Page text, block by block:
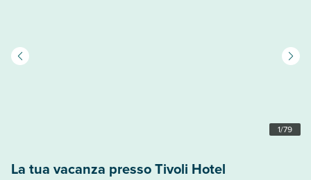
1/79
La tua vacanza presso Tivoli Hotel